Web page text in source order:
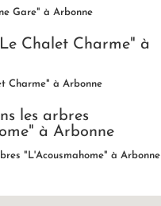
Gare" à Arbonne
Charme" à Arbonne
"L'Acousmahome" à Arbonne